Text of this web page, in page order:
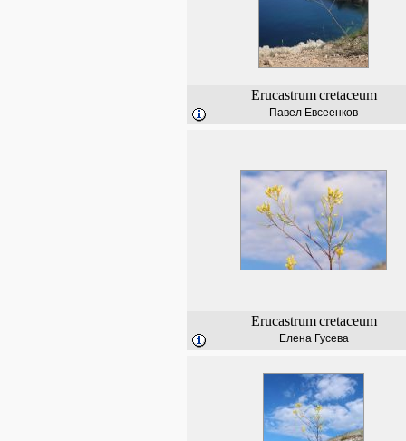
Erucastrum cretaceum
Павел Евсеенков
Erucastrum cretaceum
Елена Гусева